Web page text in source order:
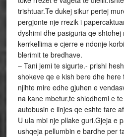
trishtuar.Te dukej sikur pertej
pergjonte nje rrezik i
dyshimi dhe pasiguria qe shtohej
kerrkellima e cjerre e ndonje
blerimit te bredhave.
– Tani jemi te sigurte.- prishi
shokeve qe e kish bere dhe
njihte mire edhe gjuhen e
na kane mbetur,te shlodhemi e
autobusin e linjes qe eshte fare
U ula mbi nje pllake guri.Gjeja e
ushqeja pellumbin e bardhe per